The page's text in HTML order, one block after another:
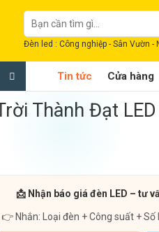
Tìm
kiếm:
Đèn led : Công nghiệp - Sân Vườn
Tin tức Cửa hàng
Thành Đạt
📩 Nhận báo giá đèn LED – tư
👉 Nhắn: Loại đèn + Công suất +